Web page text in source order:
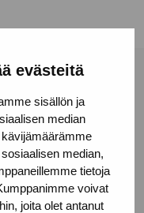
evästeitä
sisällön ja
median
median,
tietoja
voivat
joita olet antanut